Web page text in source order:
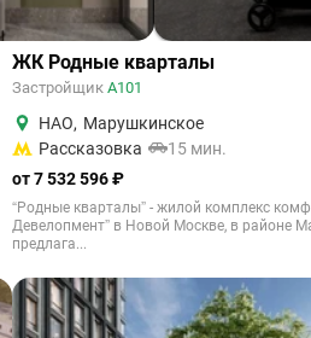
ЖК Родные кварталы
Застройщик А101
НАО, Марушкинское
Рассказовка
15 мин.
от 7 532 596 ₽
“Родные кварталы” - жилой комплекс
Девелопмент” в Новой Москве, в районе
предлага...